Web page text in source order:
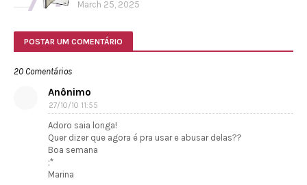
March 25, 2025
POSTAR UM COMENTÁRIO
20 Comentários
Anônimo
27/10/10 11:55
Adoro saia longa!
Quer dizer que agora é pra usar e abusar delas??
Boa semana
;*
Marina